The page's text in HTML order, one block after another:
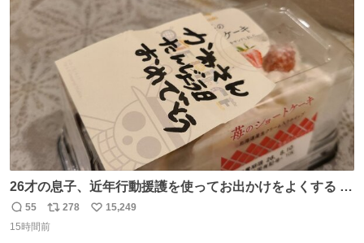
ト
数
数
26才の息子、近年行動援護を使ってお出かけをよくする 親
との外出はもう嫌らしい。 中身は小学生位なのに小癪な😅
昨日は夜のショッピングモールに行った 先に寝といてよ❗
返
信
55
リ
ポ
278
い
15,249
15時間前